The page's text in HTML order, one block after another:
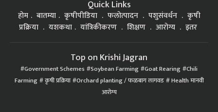
Quick Links
होम बातम्या कृषीपीडिया फलोत्पादन पशुसंवर्धन
कृषी
प्रक्रिया
यशकथा यांत्रिकीकरण शिक्षण आरोग्य इतर
Top on Krishi Jagran
Government Schemes Soybean Farming Goat Rearing Chili
Farming कृषी प्रक्रिया Orchard planting / फळबाग लागवड Health मानवी
आरोग्य